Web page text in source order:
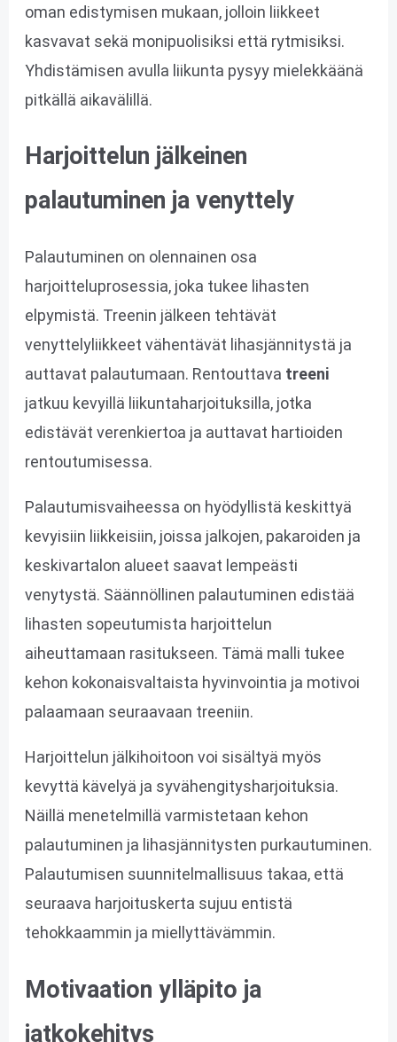
oman edistymisen mukaan, jolloin liikkeet
kasvavat sekä monipuolisiksi että rytmisiksi.
Yhdistämisen avulla liikunta pysyy mielekkäänä
pitkällä aikavälillä.
Harjoittelun jälkeinen
palautuminen ja venyttely
Palautuminen on olennainen osa
harjoitteluprosessia, joka tukee lihasten
elpymistä. Treenin jälkeen tehtävät
venyttelyliikkeet vähentävät lihasjännitystä ja
auttavat palautumaan. Rentouttava treeni
jatkuu kevyillä liikuntaharjoituksilla, jotka
edistävät verenkiertoa ja auttavat hartioiden
rentoutumisessa.
Palautumisvaiheessa on hyödyllistä keskittyä
kevyisiin liikkeisiin, joissa jalkojen, pakaroiden ja
keskivartalon alueet saavat lempeästi
venytystä. Säännöllinen palautuminen edistää
lihasten sopeutumista harjoittelun
aiheuttamaan rasitukseen. Tämä malli tukee
kehon kokonaisvaltaista hyvinvointia ja motivoi
palaamaan seuraavaan treeniin.
Harjoittelun jälkihoitoon voi sisältyä myös
kevyttä kävelyä ja syvähengitysharjoituksia.
Näillä menetelmillä varmistetaan kehon
palautuminen ja lihasjännitysten purkautuminen.
Palautumisen suunnitelmallisuus takaa, että
seuraava harjoituskerta sujuu entistä
tehokkaammin ja miellyttävämmin.
Motivaation ylläpito ja
jatkokehitys